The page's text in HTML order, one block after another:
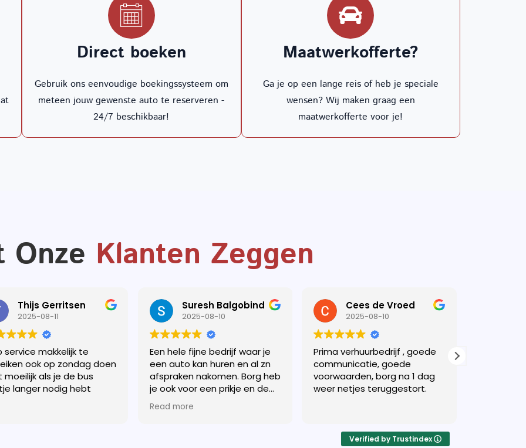
Direct boeken
Gebruik ons eenvoudige boekingssysteem om
meteen jouw gewenste auto te reserveren -
24/7 beschikbaar!
Maatwerkofferte?
Ga je op een lange reis of heb je speciale
wensen? Wij maken graag een
maatwerkofferte voor je!
Klanten Zeggen
Thijs Gerritsen
2025-08-11
service makkelijk te
ook op zondag doen
moeilijk als je de bus
langer nodig hebt
Suresh Balgobind
2025-08-10
Een hele fijne bedrijf waar je
een auto kan huren en al zn
afspraken nakomen. Borg heb
je ook voor een prikje en de
volgende dag voor 12.00 he.
Je het op de rekening. Zeer
Read more
Cees de Vroed
2025-08-10
Prima verhuurbedrijf , goede
communicatie, goede
voorwaarden, borg na 1 dag
weer netjes teruggestort.
Verified by Trustindex